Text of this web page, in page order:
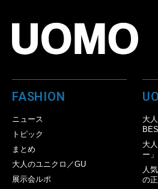
FASHION
ニュース
トピック
まとめ
大人のユニクロ／GU
展示会ルポ
大
大
ー
人
の